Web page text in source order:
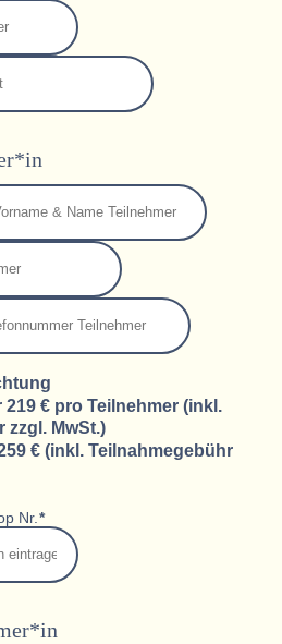
219 € pro Teilnehmer (inkl.
zzgl. MwSt.)
€ (inkl. Teilnahmegebühr
Nr.*